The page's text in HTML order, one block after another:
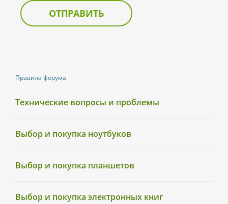
Правила форума
Технические вопросы и проблемы
Выбор и покупка ноутбуков
Выбор и покупка планшетов
Выбор и покупка электронных книг
ОТПРАВИТЬ